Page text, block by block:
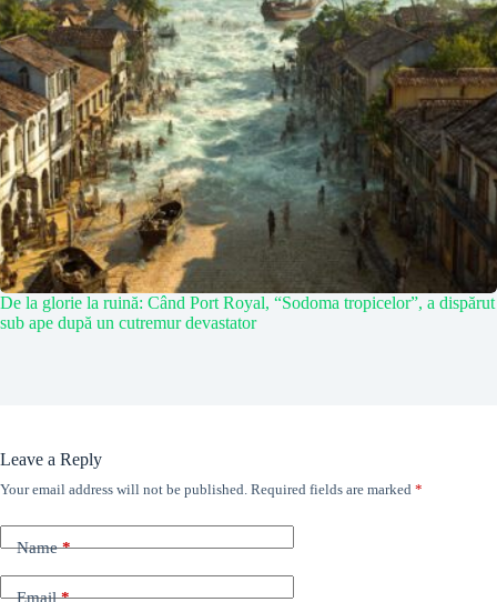
De la glorie la ruină: Când Port Royal, “Sodoma tropicelor”, a dispărut
sub ape după un cutremur devastator
Leave a Reply
Your email address will not be published. Required fields are marked *
Name*
Email*